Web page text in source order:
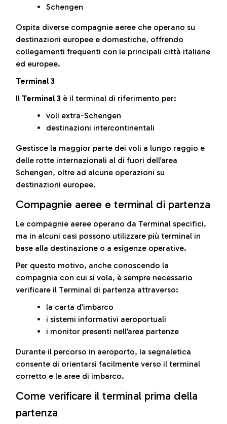
Schengen
Ospita diverse compagnie aeree che operano su
destinazioni europee e domestiche, offrendo
collegamenti frequenti con le principali città italiane
ed europee.
Terminal 3
Il Terminal 3 è il terminal di riferimento per:
voli extra-Schengen
destinazioni intercontinentali
Gestisce la maggior parte dei voli a lungo raggio e
delle rotte internazionali al di fuori dell’area
Schengen, oltre ad alcune operazioni su
destinazioni europee.
Compagnie aeree e terminal di partenza
Le compagnie aeree operano da Terminal specifici,
ma in alcuni casi possono utilizzare più terminal in
base alla destinazione o a esigenze operative.
Per questo motivo, anche conoscendo la
compagnia con cui si vola, è sempre necessario
verificare il Terminal di partenza attraverso:
la carta d’imbarco
i sistemi informativi aeroportuali
i monitor presenti nell’area partenze
Durante il percorso in aeroporto, la segnaletica
consente di orientarsi facilmente verso il terminal
corretto e le aree di imbarco.
Come verificare il terminal prima della
partenza